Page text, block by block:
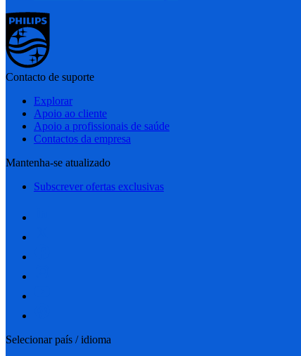
Contacto de suporte
Explorar
Apoio ao cliente
Apoio a profissionais de saúde
Contactos da empresa
Mantenha-se atualizado
Subscrever ofertas exclusivas
Selecionar país / idioma